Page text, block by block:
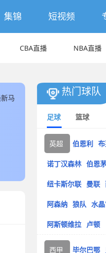
集锦 短视频
CBA直播 NBA直播
马
热门球队
足球 篮球
英超 伯恩利
诺丁汉森林 伯恩
纽卡斯尔联 曼联
阿森纳 狼队 水
阿斯顿维拉 卢顿
西甲 毕尔巴鄂